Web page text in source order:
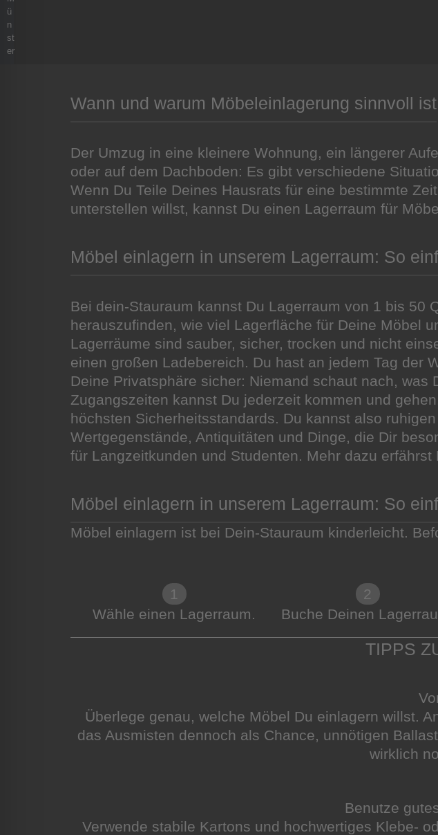
ü
n
st
er
Wann und warum Möbeleinlagerung sinnvoll ist
Der Umzug in eine kleinere Wohnung, ein längerer
oder auf dem Dachboden: Es gibt verschiedene
Wenn Du Teile Deines Hausrats für eine bestimmte
unterstellen willst, kannst Du einen Lagerraum für
Möbel einlagern in unserem Lagerraum: So
Bei dein-Stauraum kannst Du Lagerraum von 1 bis 50
herauszufinden, wie viel Lagerfläche für Deine Möbel
Lagerräume sind sauber, sicher, trocken und nicht
einen großen Ladebereich. Du hast an jedem Tag der
Deine Privatsphäre sicher: Niemand schaut nach,
Zugangszeiten kannst Du jederzeit kommen und
höchsten Sicherheitsstandards. Du kannst also
Wertgegenstände, Antiquitäten und Dinge, die Dir
für Langzeitkunden und Studenten. Mehr dazu
Möbel einlagern in unserem Lagerraum: So
Möbel einlagern ist bei Dein-Stauraum kinderleicht.
1
Wähle einen Lagerraum.
2
Buche Deinen
TIPPS
Überlege genau, welche Möbel Du einlagern willst.
das Ausmisten dennoch als Chance, unnötigen
wirklich
Benutze
Verwende stabile Kartons und hochwertiges Klebe-